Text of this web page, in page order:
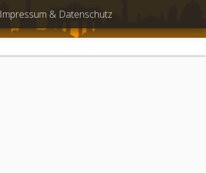
Impressum & Datenschutz